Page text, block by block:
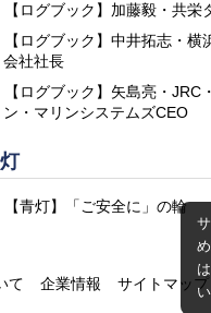
【ログブック】加藤毅・共栄
【ログブック】中井拓志・横
会社社長
【ログブック】矢島亮・JRC
ン・マリンシステムズCEO
【青灯】「ご安全に」の輪
い
て 企業情報
サイトマップ